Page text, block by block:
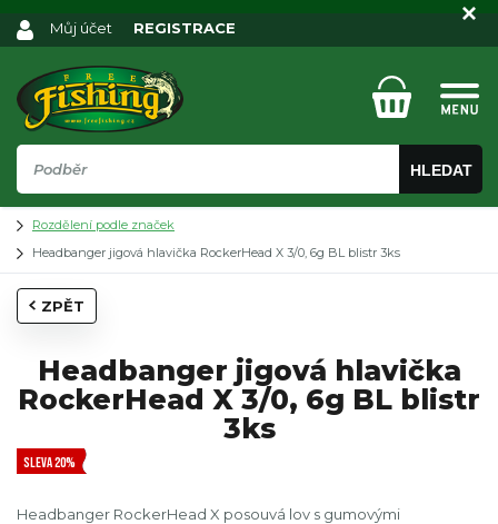
HLEDAT
Můj účet REGISTRACE
Rozdělení podle značek
Headbanger jigová hlavička RockerHead X 3/0, 6g BL blistr 3ks
ZPĚT
Headbanger jigová hlavička
RockerHead X 3/0, 6g BL blistr
3ks
SLEVA 20%
Headbanger RockerHead X posouvá lov s gumovými